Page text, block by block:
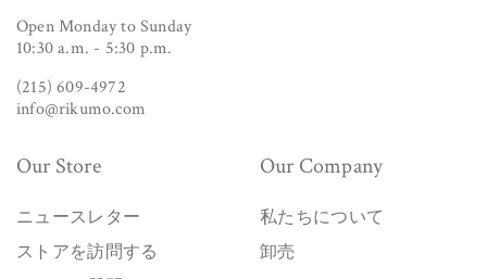
Open Monday to Sunday
10:30 a.m. - 5:30 p.m.
(215) 609-4972
info@rikumo.com
Our Store
ニュースレター
ストアを訪問する
Our Company
私たちについて
卸売